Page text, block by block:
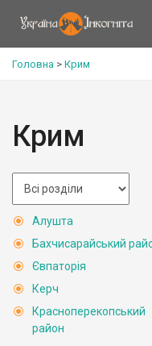
Головна > Крим
Крим
Алушта
Бахчисарайський
Євпаторія
Керч
Красноперекопський
район